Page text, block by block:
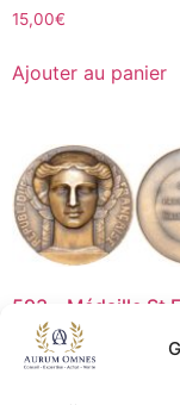
15,00€
Ajouter au panier
593 – Médaille St
J. Vernon – SUP
30,00€